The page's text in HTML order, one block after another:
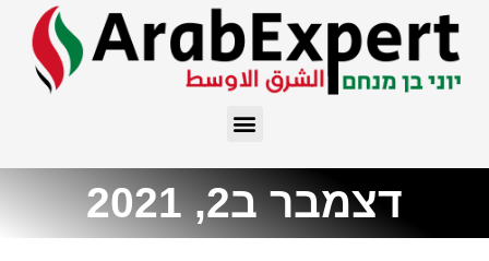
דצמבר ב2, 2021